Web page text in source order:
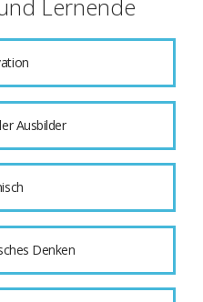
Lernende
Ausbilder
Denken